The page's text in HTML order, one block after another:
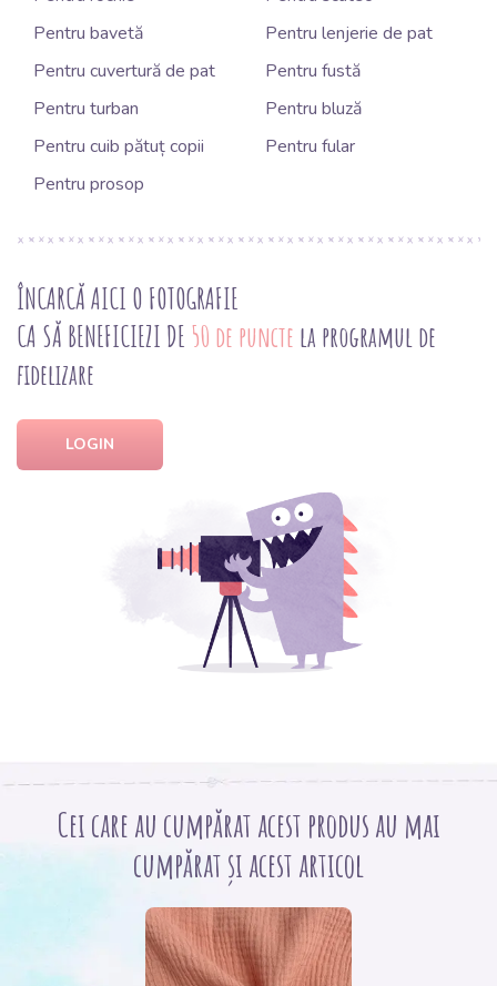
Pentru bavetă
Pentru lenjerie de pat
Pentru cuvertură de pat
Pentru fustă
Pentru turban
Pentru bluză
Pentru cuib pătuț copii
Pentru fular
Pentru prosop
ÎNCARCĂ AICI O FOTOGRAFIE
CA SĂ BENEFICIEZI DE 50 de puncte la programul de
fidelizare
LOGIN
Cei care au cumpărat acest produs au mai
cumpărat și acest articol